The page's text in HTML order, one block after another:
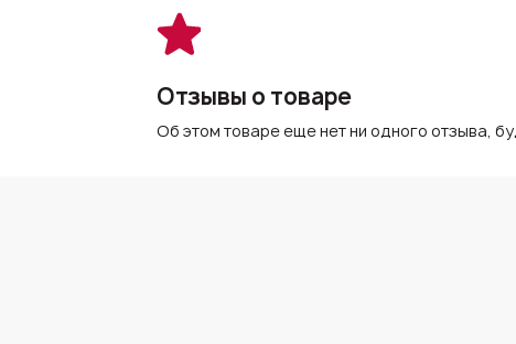
Отзывы о товаре
Об этом товаре еще нет ни одного отзыва,